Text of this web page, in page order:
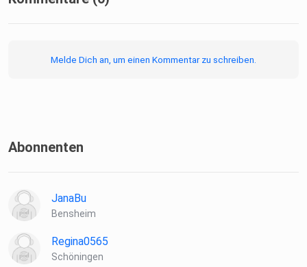
Melde Dich an, um einen Kommentar zu schreiben.
Abonnenten
JanaBu
Bensheim
Regina0565
Schöningen